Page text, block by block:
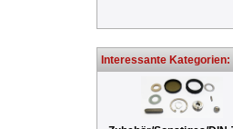
Interessante Kategorien: